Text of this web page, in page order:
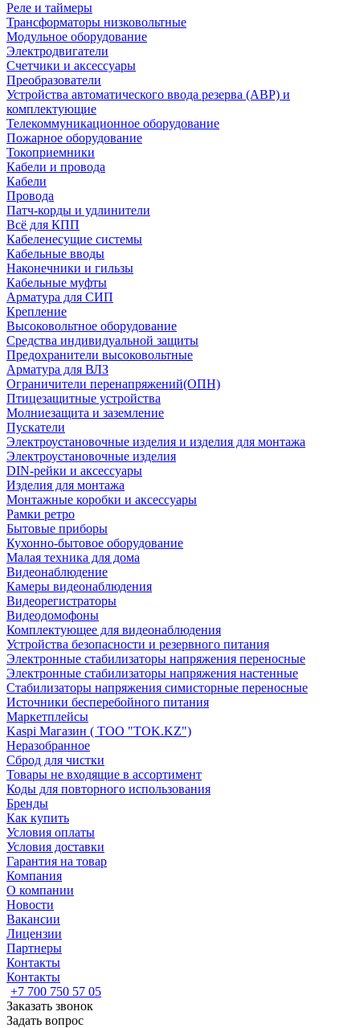
Реле и таймеры
Трансформаторы низковольтные
Модульное оборудование
Электродвигатели
Счетчики и аксессуары
Преобразователи
Устройства автоматического ввода резерва (АВР) и
комплектующие
Телекоммуникационное оборудование
Пожарное оборудование
Токоприемники
Кабели и провода
Кабели
Провода
Патч-корды и удлинители
Всё для КПП
Кабеленесущие системы
Кабельные вводы
Наконечники и гильзы
Кабельные муфты
Арматура для СИП
Крепление
Высоковольтное оборудование
Средства индивидуальной защиты
Предохранители высоковольтные
Арматура для ВЛЗ
Ограничители перенапряжений(ОПН)
Птицезащитные устройства
Молниезащита и заземление
Пускатели
Электроустановочные изделия и изделия для монтажа
Электроустановочные изделия
DIN-рейки и аксессуары
Изделия для монтажа
Монтажные коробки и аксессуары
Рамки ретро
Бытовые приборы
Кухонно-бытовое оборудование
Малая техника для дома
Видеонаблюдение
Камеры видеонаблюдения
Видеорегистраторы
Видеодомофоны
Комплектующее для видеонаблюдения
Устройства безопасности и резервного питания
Электронные стабилизаторы напряжения переносные
Электронные стабилизаторы напряжения настенные
Стабилизаторы напряжения симисторные переносные
Источники бесперебойного питания
Маркетплейсы
Kaspi Магазин ( ТОО "TOK.KZ")
Неразобранное
Сброд для чистки
Товары не входящие в ассортимент
Коды для повторного использования
Бренды
Как купить
Условия оплаты
Условия доставки
Гарантия на товар
Компания
О компании
Новости
Вакансии
Лицензии
Партнеры
Контакты
Контакты
+7 700 750 57 05
Заказать звонок
Задать вопрос